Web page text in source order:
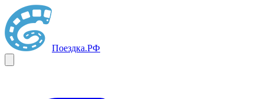
Поездка.РФ